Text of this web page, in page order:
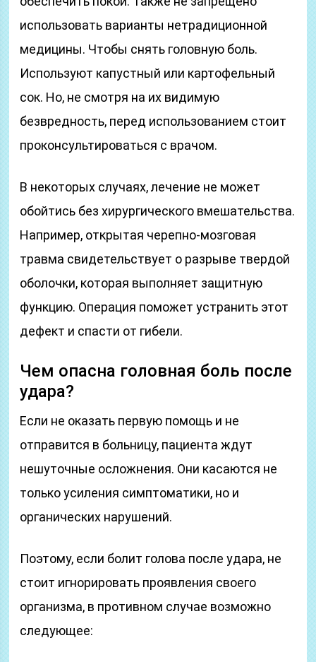
использовать варианты нетрадиционной
медицины. Чтобы снять головную боль.
Используют капустный или картофельный
сок. Но, не смотря на их видимую
безвредность, перед использованием стоит
проконсультироваться с врачом.
В некоторых случаях, лечение не может
обойтись без хирургического вмешательства.
Например, открытая черепно-мозговая
травма свидетельствует о разрыве твердой
оболочки, которая выполняет защитную
функцию. Операция поможет устранить этот
дефект и спасти от гибели.
Чем опасна головная боль после
удара?
Если не оказать первую помощь и не
отправится в больницу, пациента ждут
нешуточные осложнения. Они касаются не
только усиления симптоматики, но и
органических нарушений.
Поэтому, если болит голова после удара, не
стоит игнорировать проявления своего
организма, в противном случае возможно
следующее: